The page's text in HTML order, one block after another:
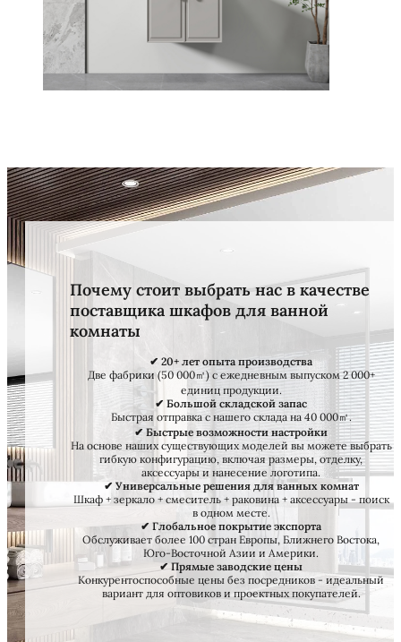
Почему стоит выбрать нас в качестве
поставщика шкафов для ванной
комнаты
✔ 20+ лет опыта производства
Две фабрики (50 000㎡) с ежедневным выпуском 2 000+
единиц продукции.
✔ Большой складской запас
Быстрая отправка с нашего склада на 40 000㎡.
✔ Быстрые возможности настройки
На основе наших существующих моделей вы можете выбрать
гибкую конфигурацию, включая размеры, отделку,
аксессуары и нанесение логотипа.
✔ Универсальные решения для ванных комнат
Шкаф + зеркало + смеситель + раковина + аксессуары - поиск
в одном месте.
✔ Глобальное покрытие экспорта
Обслуживает более 100 стран Европы, Ближнего Востока,
Юго-Восточной Азии и Америки.
✔ Прямые заводские цены
Конкурентоспособные цены без посредников - идеальный
вариант для оптовиков и проектных покупателей.